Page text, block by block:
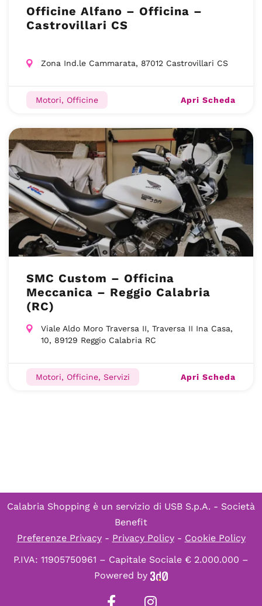
Officine Alfano – Officina –
Castrovillari CS
Zona Ind.le Cammarata, 87012 Castrovillari CS
Motori, Officine Apri Scheda
SMC Custom – Officina
Meccanica – Reggio Calabria
(RC)
Viale Aldo Moro Traversa II, Traversa II Ina Casa,
10, 89129 Reggio Calabria RC
Motori, Officine, Servizi Apri Scheda
Calabria Shopping è un servizio di USB S.p.A. - Società
Benefit
Preferenze Privacy- Privacy Policy- Cookie Policy
P.IVA: 11905750961 – Capitale Sociale € 2.000.000 –
Powered by